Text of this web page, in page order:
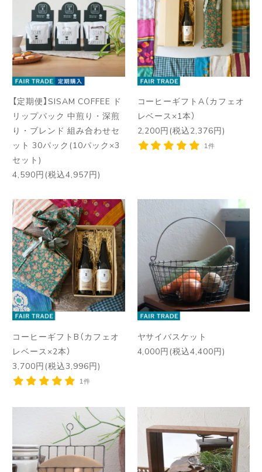
【定期便】SISAM COFFEE ド
リップパック 中煎り・深煎
り・ブレンド 組み合わせセ
ット 30パック(10パック×3
セット)
4,590円(税込4,957円)
コーヒーギフトA（カフェオ
レベース×1本）
2,200円(税込2,376円)
1件
コーヒーギフトB（カフェオ
レベース×2本）
3,700円(税込3,996円)
1件
ヤサイバスケット
4,000円(税込4,400円)